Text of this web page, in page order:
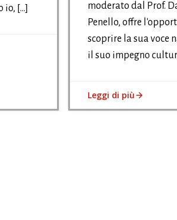
io, […]
moderato dal Prof.
Penello, offre
scoprire la sua voce
il suo impegno
Leggi di più